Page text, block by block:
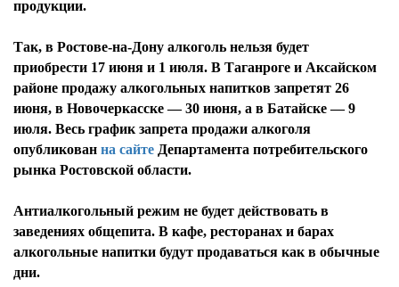
продукции.
Так, в Ростове-на-Дону алкоголь нельзя будет
приобрести 17 июня и 1 июля. В Таганроге и Аксайском
районе продажу алкогольных напитков запретят 26
июня, в Новочеркасске — 30 июня, а в Батайске — 9
июля. Весь график запрета продажи алкоголя
опубликован на сайте Департамента потребительского
рынка Ростовской области.
Антиалкогольный режим не будет действовать в
заведениях общепита. В кафе, ресторанах и барах
алкогольные напитки будут продаваться как в обычные
дни.